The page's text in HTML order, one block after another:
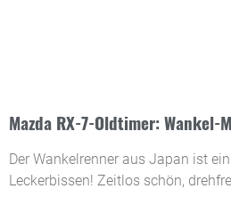
Mazda RX-7-Oldtimer: Wankel-
Der Wankelrenner aus Japan ist
Leckerbissen! Zeitlos schön,